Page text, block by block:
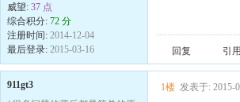
威望: 37 点
综合积分: 72 分
注册时间: 2014-12-04
最后登录: 2015-03-16 回复 引用
911gt3
1楼 发表于: 2015-